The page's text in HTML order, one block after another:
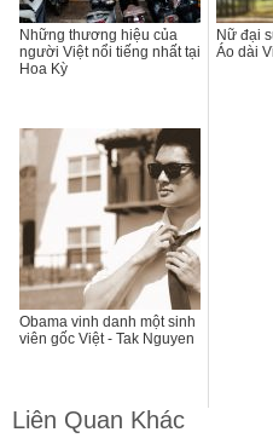
Những thương hiệu của
người Việt nổi tiếng nhất tại
Hoa Kỳ
Nữ đại
Áo dài
Obama vinh danh một sinh
viên gốc Việt - Tak Nguyen
Liên Quan Khác